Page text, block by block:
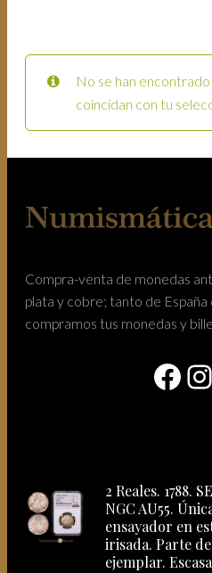
No se han
coincidan con tu
Compra-venta de monedas
plata y cobre; tanto de
compramos tus monedas y
2 Reales. 1788.
NGC AU55.
ensayador en
irisada. Parte
ejemplar.